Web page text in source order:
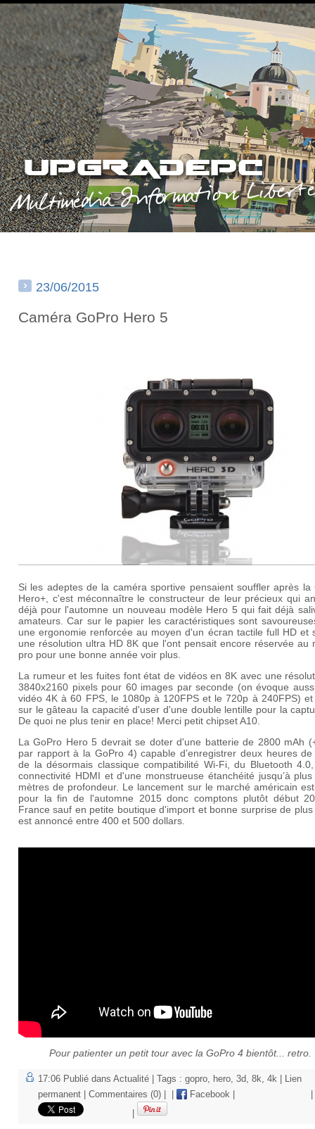
23/06/2015
Caméra GoPro Hero 5
Si les adeptes de la caméra sportive pensaient souffler après la
Hero+, c'est méconnaître le constructeur de leur précieux qui
déjà pour l'automne un nouveau modèle Hero 5 qui fait déjà
amateurs. Car sur le papier les caractéristiques sont
une ergonomie renforcée au moyen d'un écran tactile full HD et
une résolution ultra HD 8K que l'ont pensait encore réservée au
pro pour une bonne année voir plus.
La rumeur et les fuites font état de vidéos en 8K avec une
3840x2160 pixels pour 60 images par seconde (on évoque
vidéo 4K à 60 FPS, le 1080p à 120FPS et le 720p à 240FPS) et
sur le gâteau la capacité d'user d'une double lentille pour la
De quoi ne plus tenir en place! Merci petit chipset A10.
La GoPro Hero 5 devrait se doter d'une batterie de 2800 mAh
par rapport à la GoPro 4) capable d’enregistrer deux heures de
de la désormais classique compatibilité Wi-Fi, du Bluetooth
connectivité HDMI et d'une monstrueuse étanchéité jusqu’à
mètres de profondeur. Le lancement sur le marché américain
pour la fin de l'automne 2015 donc comptons plutôt début
France sauf en petite boutique d'import et bonne surprise de
est annoncé entre 400 et 500 dollars.
Pour patienter un petit tour avec la GoPro 4 bientôt... retro.
17:06 Publié dans Actualité | Tags : gopro hero 3d 8k 4k
Lien
permanent
Commentaires (0) Facebook